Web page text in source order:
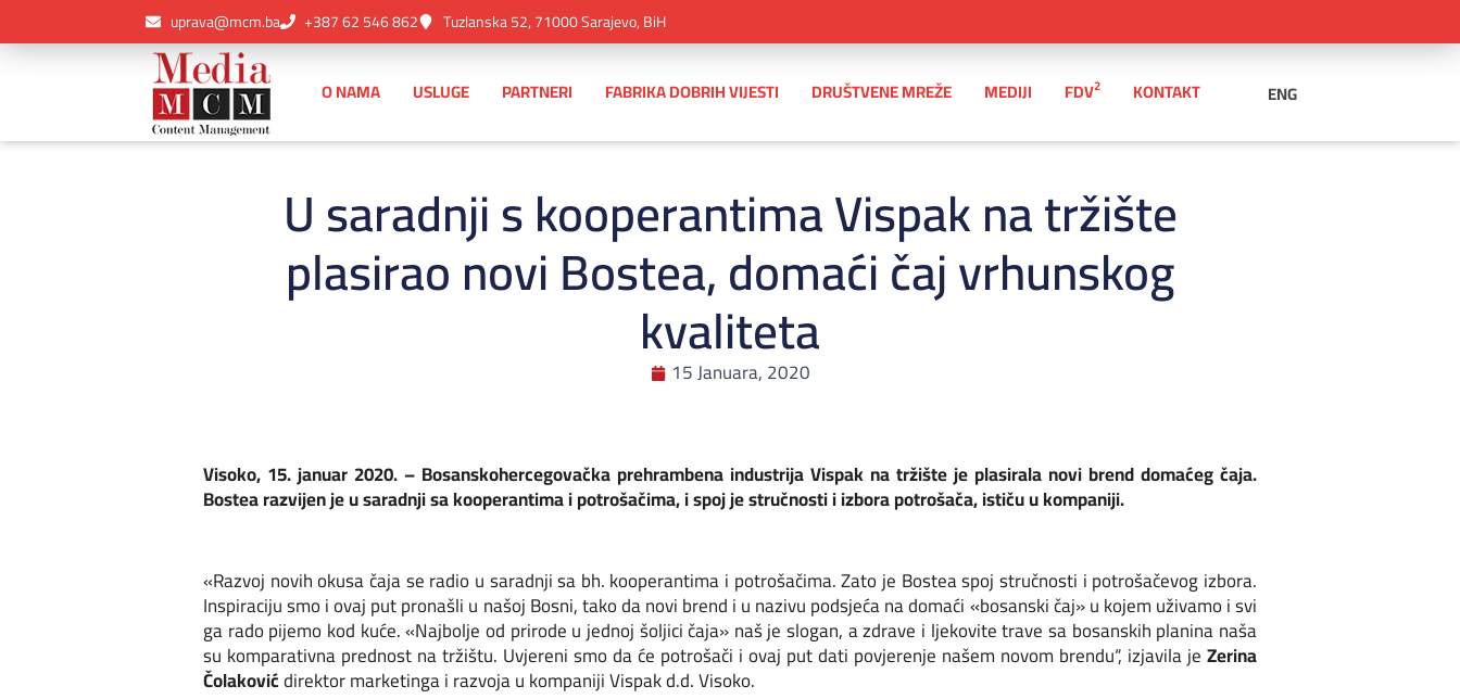
uprava@mcm.ba +387 62 546 862 Tuzlanska 52, 71000 Sarajevo, BiH
O NAMA USLUGE PARTNERI FABRIKA DOBRIH VIJESTI DRUŠTVENE MREŽE MEDIJI FDV2 KONTAKT ENG
U saradnji s kooperantima Vispak na tržište
plasirao novi Bostea, domaći čaj vrhunskog
kvaliteta
15 Januara, 2020
Visoko, 15. januar 2020. – Bosanskohercegovačka prehrambena industrija Vispak na tržište je plasirala novi brend domaćeg čaja.
Bostea razvijen je u saradnji sa kooperantima i potrošačima, i spoj je stručnosti i izbora potrošača, ističu u kompaniji.
«Razvoj novih okusa čaja se radio u saradnji sa bh. kooperantima i potrošačima. Zato je Bostea spoj stručnosti i potrošačevog izbora.
Inspiraciju smo i ovaj put pronašli u našoj Bosni, tako da novi brend i u nazivu podsjeća na domaći «bosanski čaj» u kojem uživamo i svi
ga rado pijemo kod kuće. «Najbolje od prirode u jednoj šoljici čaja» naš je slogan, a zdrave i ljekovite trave sa bosanskih planina naša
su komparativna prednost na tržištu. Uvjereni smo da će potrošači i ovaj put dati povjerenje našem novom brendu“, izjavila jeZerina
Čolakovićdirektor marketinga i razvoja u kompaniji Vispak d.d. Visoko.